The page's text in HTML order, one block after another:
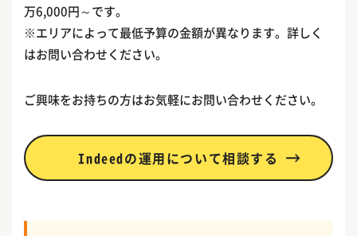
万6,000円～です。
※エリアによって最低予算の金額が異なります。詳しく
はお問い合わせください。
ご興味をお持ちの方はお気軽にお問い合わせください。
Indeedの運用について相談する